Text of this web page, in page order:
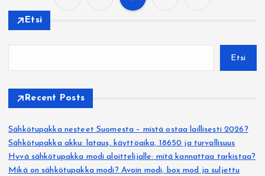
A
r
t
k
k
Etsi
Etsi
Recent Posts
Sähkötupakka nesteet Suomesta – mistä ostaa laillisesti 2026?
Sähkötupakka akku: lataus, käyttöaika, 18650 ja turvallisuus
Hyvä sähkötupakka modi aloittelijalle: mitä kannattaa tarkistaa?
Mikä on sähkötupakka modi? Avoin modi, box mod ja suljettu